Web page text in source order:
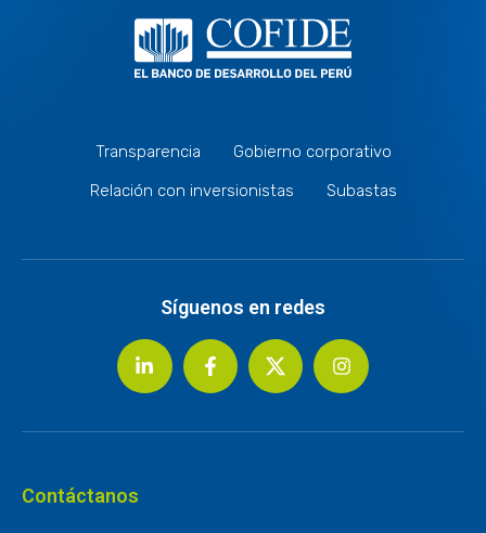
Transparencia
Gobierno corporativo
Relación con inversionistas
Subastas
Síguenos en redes
Contáctanos